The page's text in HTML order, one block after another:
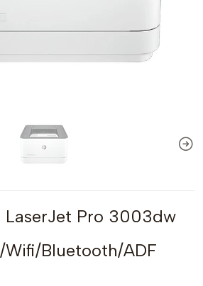
LaserJet Pro 3003dw
Wifi/Bluetooth/ADF